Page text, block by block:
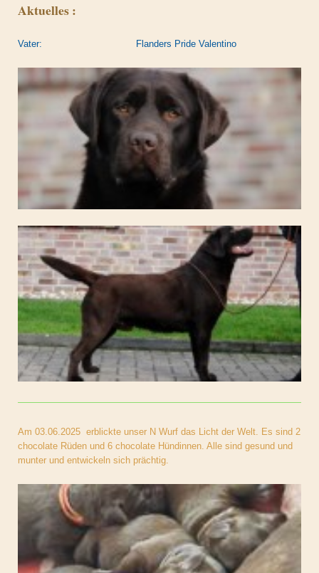
Aktuelles :
Vater: Flanders Pride Valentino
Am 03.06.2025 erblickte unser N Wurf das Licht der Welt. Es sind 2
chocolate Rüden und 6 chocolate Hündinnen. Alle sind gesund und
munter und entwickeln sich prächtig.